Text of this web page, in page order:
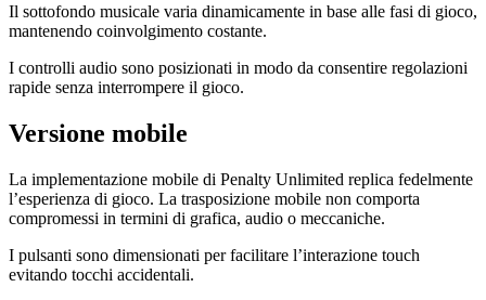
Il sottofondo musicale varia dinamicamente in base alle fasi di gioco,
mantenendo coinvolgimento costante.
I controlli audio sono posizionati in modo da consentire regolazioni
rapide senza interrompere il gioco.
Versione mobile
La implementazione mobile di Penalty Unlimited replica fedelmente
l’esperienza di gioco. La trasposizione mobile non comporta
compromessi in termini di grafica, audio o meccaniche.
I pulsanti sono dimensionati per facilitare l’interazione touch
evitando tocchi accidentali.